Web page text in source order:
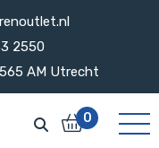
2550
AM Utrecht
0